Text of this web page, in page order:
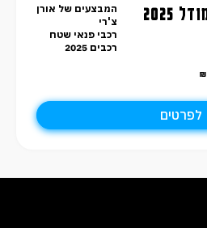
₪
המבצעים של אורן
צ'רי
רכבי פנאי שטח
רכבים 2025
לפרטים